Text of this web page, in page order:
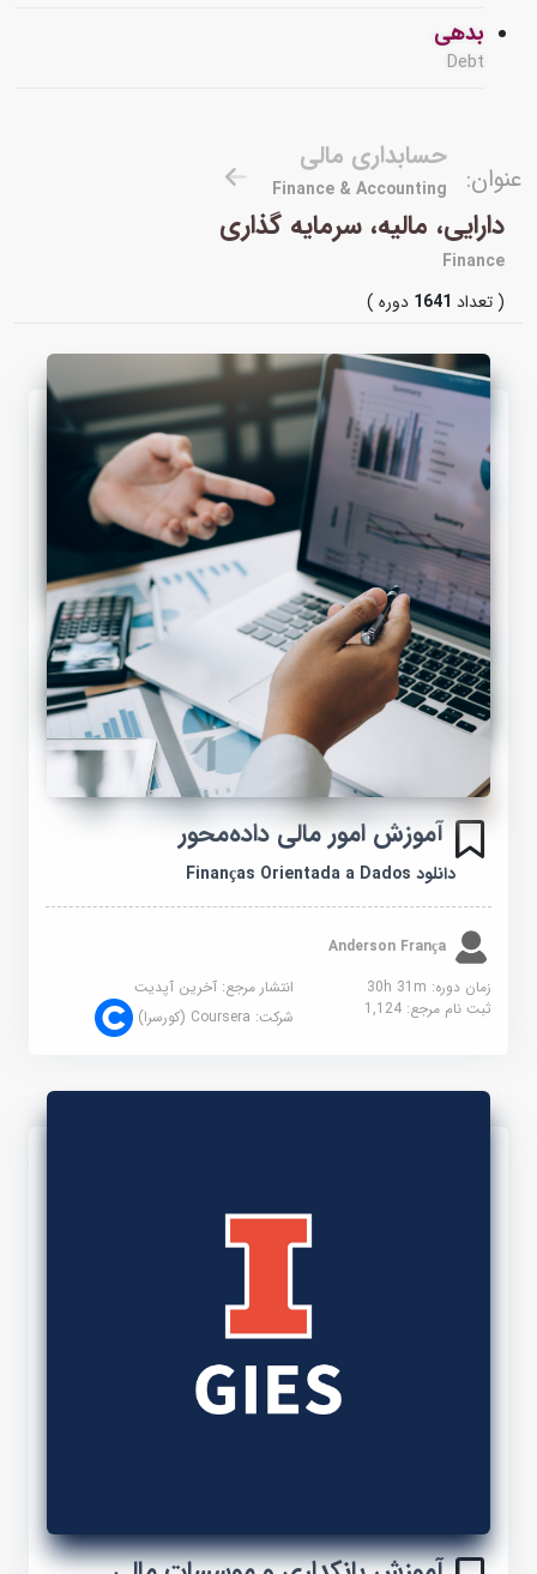
بدهی
Debt
عنوان:
حسابداری مالی
Finance & Accounting
دارایی، مالیه، سرمایه گذاری
Finance
( تعداد1641 دوره )
آموزش امور مالی داده‌محور
دانلود Finanças Orientada a Dados
Anderson França
زمان دوره: 30h 31m
انتشار مرجع:آخرین آپدیت
ثبت نام مرجع:1,124 شرکت:Coursera (کورسرا)